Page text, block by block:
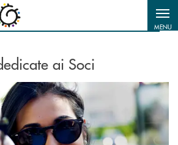
MENU
ai Soci